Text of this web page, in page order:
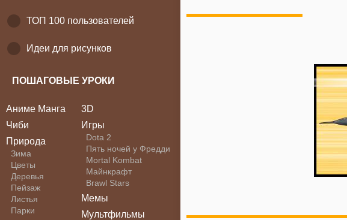
ТОП 100 пользователей
Идеи для рисунков
ПОШАГОВЫЕ УРОКИ
Аниме Манга
Чиби
Природа
Зима
Цветы
Деревья
Пейзаж
Листья
Парки
3D
Игры
Dota 2
Пять ночей у Фредди
Mortal Kombat
Майнкрафт
Brawl Stars
Мемы
Мультфильмы